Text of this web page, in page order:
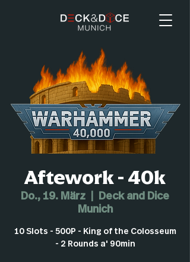
Aftework - 40k
Do., 19. März
Deck and Dice
Munich
10 Slots - 500P - King of the Colosseum
- 2 Rounds a' 90min